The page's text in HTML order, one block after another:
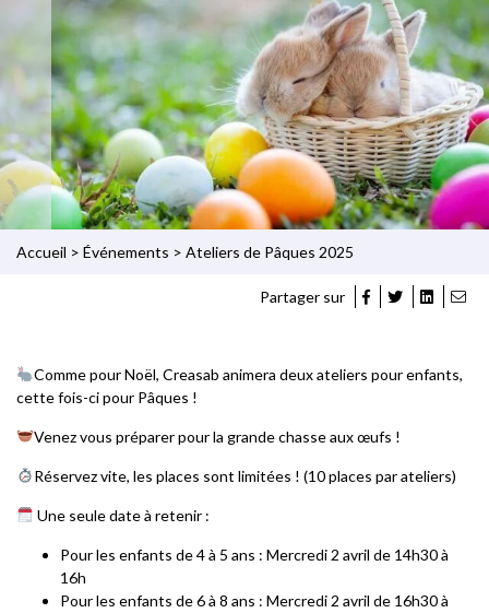
Accueil > Événements > Ateliers de Pâques 2025
Partager sur
Comme pour Noël, Creasab animera deux ateliers pour enfants,
cette fois-ci pour Pâques !
Venez vous préparer pour la grande chasse aux œufs !
Réservez vite, les places sont limitées ! (10 places par ateliers)
Une seule date à retenir :
Pour les enfants de 4 à 5 ans : Mercredi 2 avril de 14h30 à
16h
Pour les enfants de 6 à 8 ans : Mercredi 2 avril de 16h30 à